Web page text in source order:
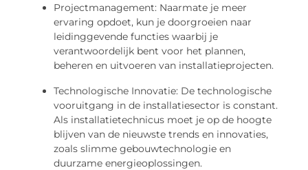
Projectmanagement: Naarmate je meer
ervaring opdoet, kun je doorgroeien naar
leidinggevende functies waarbij je
verantwoordelijk bent voor het plannen,
beheren en uitvoeren van installatieprojecten.
Technologische Innovatie: De technologische
vooruitgang in de installatiesector is constant.
Als installatietechnicus moet je op de hoogte
blijven van de nieuwste trends en innovaties,
zoals slimme gebouwtechnologie en
duurzame energieoplossingen.